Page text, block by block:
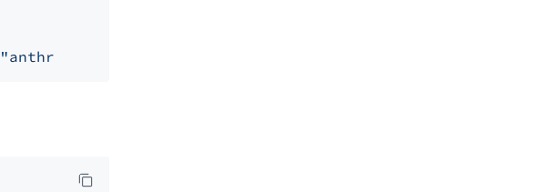
"anthropic"